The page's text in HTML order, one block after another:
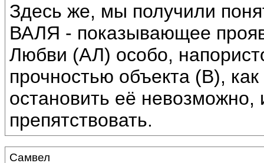
Здесь же, мы получили
ВАЛЯ - показывающее
Любви (АЛ) особо,
прочностью объекта (В),
остановить её
препятствовать.
Самвел